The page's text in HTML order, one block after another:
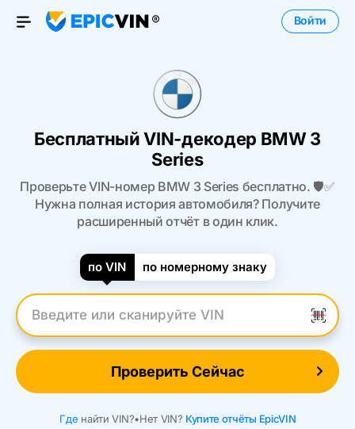
Open Menu
Войти
Бесплатный VIN-декодер BMW 3
Series
Проверьте VIN-номер BMW 3 Series бесплатно. 🛡️✅
Нужна полная история автомобиля? Получите
расширенный отчёт в один клик.
по VIN по номерному знаку
Введите VIN
Проверить Сейчас
Где найти VIN?•Нет VIN? Купите отчёты EpicVIN